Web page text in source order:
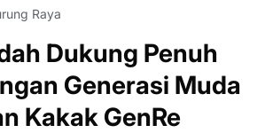
Raya
Dukung Penuh
Generasi Muda
Kakak GenRe